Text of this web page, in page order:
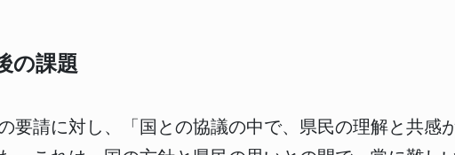
の課題
要請に対し、「国との協議の中で、県民の理解と共感